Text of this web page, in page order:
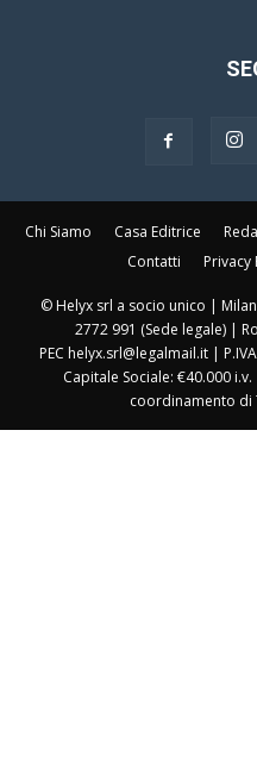
Chi Siamo Casa Editrice
Contatti
Privacy
© Helyx srl a socio unico |
2772 991 (Sede legale) |
PEC helyx.srl@legalmail.it |
Capitale Sociale: €40.000
coordinamento di